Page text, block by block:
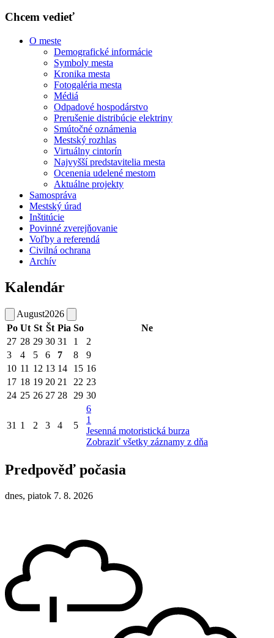
Chcem vedieť
O meste
Demografické informácie
Symboly mesta
Kronika mesta
Fotogaléria mesta
Médiá
Odpadové hospodárstvo
Prerušenie distribúcie elektriny
Smútočné oznámenia
Mestský rozhlas
Virtuálny cintorín
Najvyšší predstavitelia mesta
Ocenenia udelené mestom
Aktuálne projekty
Samospráva
Mestský úrad
Inštitúcie
Povinné zverejňovanie
Voľby a referendá
Civilná ochrana
Archív
Kalendár
August2026
Po Ut St Št Pia So
Ne
27 28 29 30 31 1
2
3
4 5 6 7 8
9
10 11 12 13 14 15 16
17 18 19 20 21 22 23
24 25 26 27 28 29 30
31 1 2 3 4 5
6
1
Jesenná motoristická burza
Zobraziť všetky záznamy z dňa
Predpověď počasia
dnes, piatok 7. 8. 2026